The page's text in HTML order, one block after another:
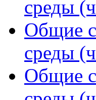
среды
Общие
среды
Общие